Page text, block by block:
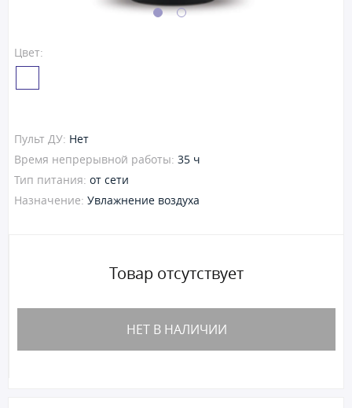
Цвет:
Пульт ДУ: Нет
Время непрерывной работы: 35 ч
Тип питания: от сети
Назначение: Увлажнение воздуха
Товар отсутствует
НЕТ В НАЛИЧИИ